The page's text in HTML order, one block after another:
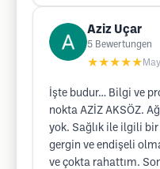
Aziz Uçar
5 Bewertungen
★★★★★
İşte budur… Bilgi ve
nokta AZİZ AKSÖZ.
yok. Sağlık ile ilgili
gergin ve endişeli
ve çokta rahattım.